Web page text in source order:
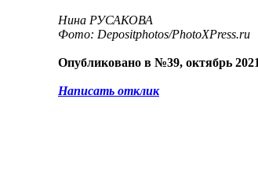
Нина РУСАКОВА
Фото: Depositphotos/PhotoXPress.ru
Опубликовано в №39, октябрь
Написать отклик